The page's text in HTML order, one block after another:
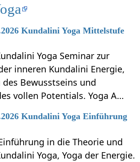
Kundalini Yoga Mittelstufe
Yoga Seminar zur
inneren Kundalini Energie,
Bewusstseins und
vollen Potentials. Yoga A…
Kundalini Yoga Einführung
in die Theorie und
Yoga, Yoga der Energie.